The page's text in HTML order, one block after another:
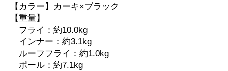
【カラー】カーキ×ブラック
【重量】
フライ：約10.0kg
インナー：約3.1kg
ルーフフライ：約1.0kg
ポール：約7.1kg